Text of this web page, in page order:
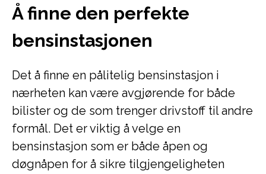
Å finne den perfekte
bensinstasjonen
Det å finne en pålitelig bensinstasjon i
nærheten kan være avgjørende for både
bilister og de som trenger drivstoff til andre
formål. Det er viktig å velge en
bensinstasjon som er både åpen og
døgnåpen for å sikre tilgjengeligheten